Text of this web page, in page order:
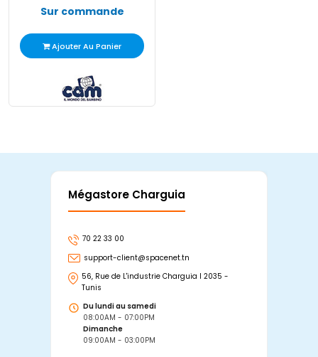
Sur commande
Ajouter Au Panier
Mégastore Charguia
70 22 33 00
support-client@spacenet.tn
56, Rue de L'industrie Charguia I 2035 -
Tunis
Du lundi au samedi
08:00AM - 07:00PM
Dimanche
09:00AM - 03:00PM